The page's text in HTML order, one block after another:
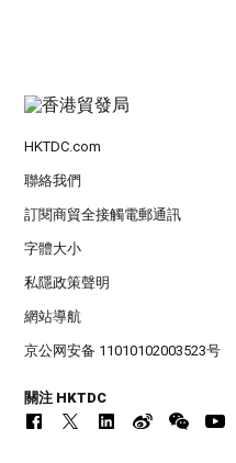
HKTDC.com
聯絡我們
訂閱商貿全接觸電郵通訊
字體大小
私隱政策聲明
網站導航
京公网安备 11010102003523号
關注 HKTDC